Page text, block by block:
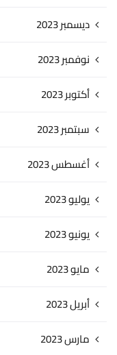
ديسمبر 2023
نوفمبر 2023
أكتوبر 2023
سبتمبر 2023
أغسطس 2023
يوليو 2023
يونيو 2023
مايو 2023
أبريل 2023
مارس 2023